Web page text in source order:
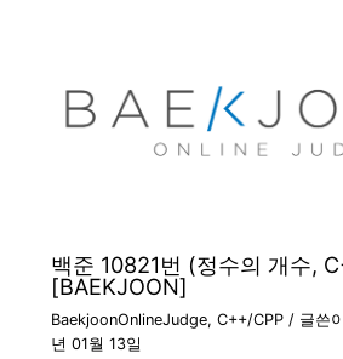
백준 10821번 (정수의 개수,
[BAEKJOON]
BaekjoonOnlineJudge, C++/CPP/ 글쓴이
년 01월 13일